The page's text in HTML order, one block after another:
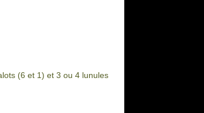
(6 et 1) et 3 ou 4 lunules